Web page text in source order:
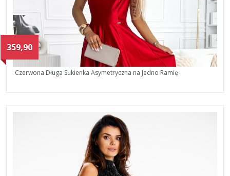
359,90
Czerwona Długa Sukienka Asymetryczna na Jedno Ramię